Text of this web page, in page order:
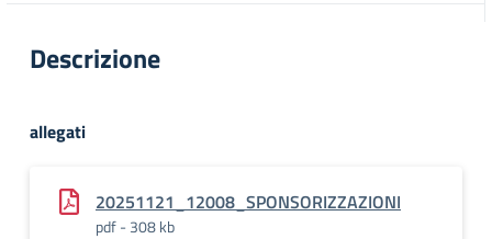
Descrizione
allegati
20251121_12008_SPONSORIZZAZIONI
pdf - 308 kb